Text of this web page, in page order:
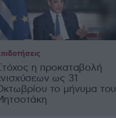
η προκαταβολή
ως 31
το μήνυμα του